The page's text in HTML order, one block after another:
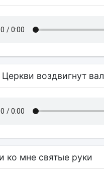
воздвигнут вал
ко мне святые руки